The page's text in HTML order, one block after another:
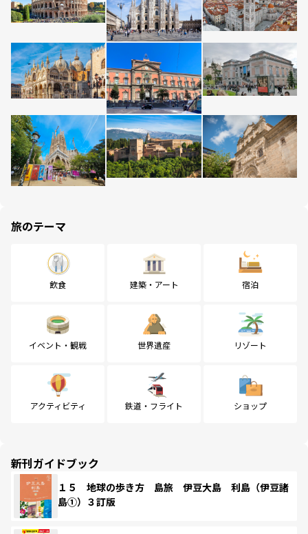
旅のテーマ
飲食 建築・アート 宿泊
イベント・観戦 世界遺産 リゾート
アクティビティ 鉄道・フライト ショップ
新刊ガイドブック
１５ 地球の歩き方 島旅 伊豆大島 利島（伊豆諸
島①）３訂版